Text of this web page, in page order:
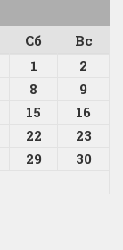
Сб
Вс
1
2
8
9
15
16
22
23
29
30